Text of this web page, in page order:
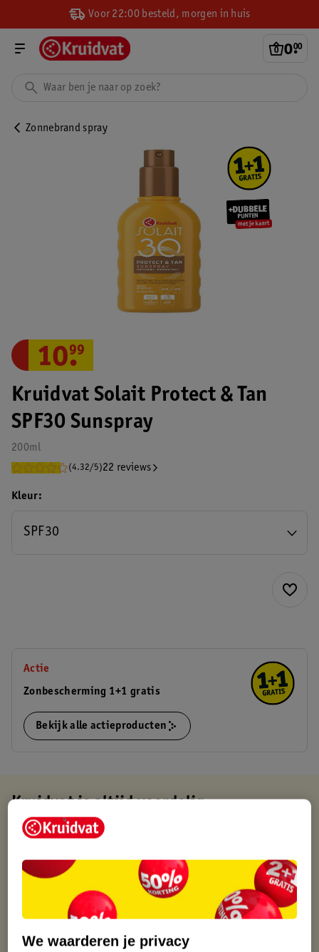
Voor 22:00 besteld, morgen in huis
0.
00
Zonnebrand spray
Kruidvat Solait Protect & Tan
SPF30 Sunspray
200ml
(4.32/5)22 reviews
10.
99
Kleur
SPF30
Actie
Zonbescherming 1+1 gratis
Bekijk alle actieproducten
Kruidvat is altijd voordelig
Gratis ophalen in de winkel
Gratis thuisbezorgd vanaf 50.00
Gratis retourneren binnen 30 dagen
Gratis punten met je Kruidvat kaart
We waarderen je privacy